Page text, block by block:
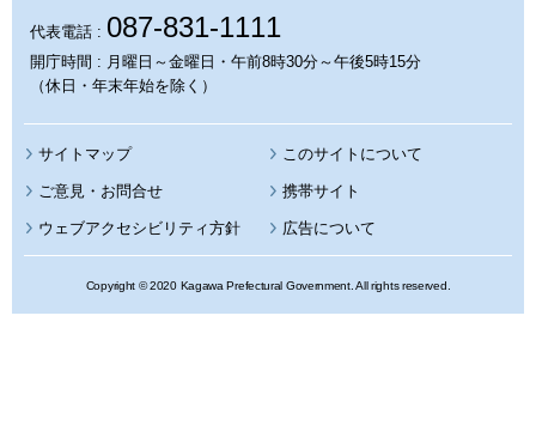
代表電話 : 087-831-1111
開庁時間 : 月曜日～金曜日・午前8時30分～午後5時15分
（休日・年末年始を除く）
サイトマップ このサイトについて
携帯サイト
ウェブアクセシビリティ方針 広告について
Copyright © 2020 Kagawa Prefectural Government. All rights reserved.